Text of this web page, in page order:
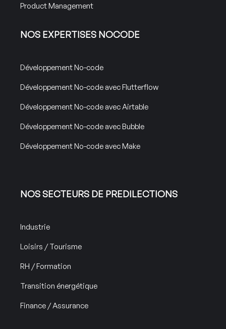
Product Management
NOS EXPERTISES NOCODE
Développement No-code
Développement No-code avec Flutterflow
Développement No-code avec Airtable
Développement No-code avec Bubble
Développement No-code avec Make
NOS SECTEURS DE PREDILECTIONS
Industrie
Loisirs / Tourisme
RH / Formation
Transition énergétique
Finance / Assurance